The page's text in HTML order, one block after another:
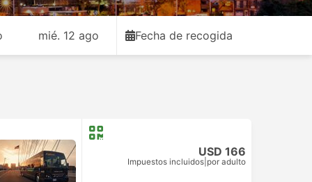
mié. 12 ago Fecha de recogida
USD 166
Impuestos incluidos por adulto